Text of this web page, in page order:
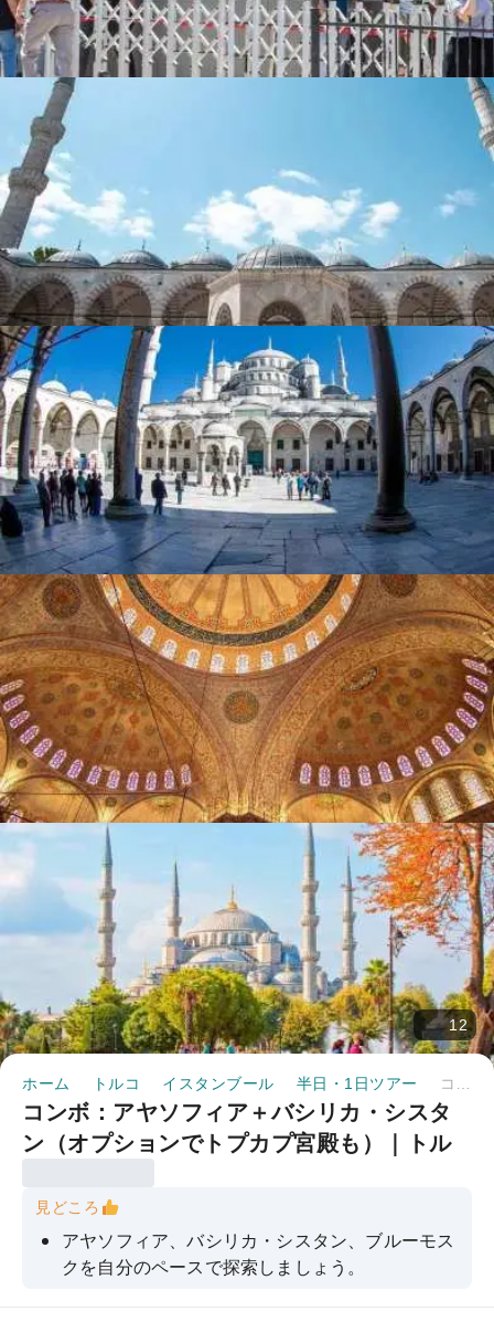
12
ホーム トルコ イスタンブール 半日・1日ツアー
コンボ：アヤソフィア＋バシリカ・シスタ
ン（オプションでトプカプ宮殿も）｜トル
見どころ
アヤソフィア、バシリカ・シスタン、ブルーモス
クを自分のペースで探索しましょう。
音声ガイドでブルーモスクの歴史と建築について